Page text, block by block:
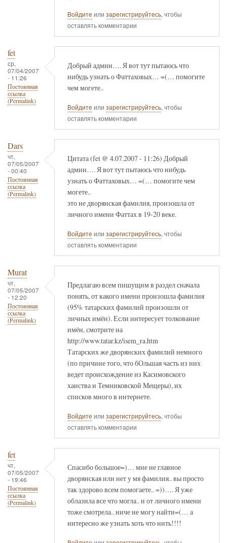
Войдите или зарегистрируйтесь, чтобы
оставлять комментарии
fet
ср,
07/04/2007
- 11:26
Постоянная
ссылка
(Permalink)
Добрый админ…. Я вот тут пытаюсь что
нибудь узнать о Фаттаховых… =(… помогите
чем могете..
Войдите или зарегистрируйтесь, чтобы
оставлять комментарии
Dars
чт,
07/05/2007
- 00:40
Постоянная
ссылка
(Permalink)
Цитата (fet @ 4.07.2007 - 11:26) Добрый
админ…. Я вот тут пытаюсь что нибудь
узнать о Фаттаховых… =(… помогите чем
могете..
это не дворянская фамилия, произошла от
личного имени Фаттах в 19-20 веке.
Войдите или зарегистрируйтесь, чтобы
оставлять комментарии
Murat
чт,
07/05/2007
- 12:20
Постоянная
ссылка
(Permalink)
Предлагаю всем пишущим в раздел сначала
понять, от какого имени произошла фамилия
(95% татарских фамилий произошли от
личных имён). Если интересует толкование
имён, смотрите на
http://www.tatar.kz/isem_ra.htm
Татарских же дворянских фамилий немного
(по причине того, что бОльшая часть из них
ведет происхождение из Касимовского
ханства и Темниковской Мещеры), их
списков много в интернете.
Войдите или зарегистрируйтесь, чтобы
оставлять комментарии
fet
чт,
07/05/2007
- 19:46
Постоянная
ссылка
(Permalink)
Спасибо большое=)… мне не главное
дворянская или нет у мя фамилия.. вы просто
так здорово всем помогаете.. =))…. Я уже
облазила все что могла.. и от личного имени
тоже смотрела.. ниче не могу найти=(… а
интересно же узнать хоть что нить!!!!